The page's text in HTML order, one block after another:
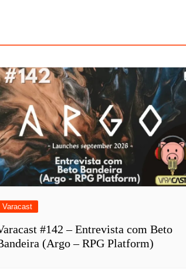
Varacast
#142 – Entrevista com Beto
(Argo – RPG Platform)